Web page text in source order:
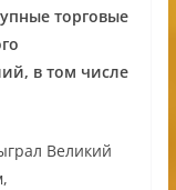
торговые
в том числе
Великий